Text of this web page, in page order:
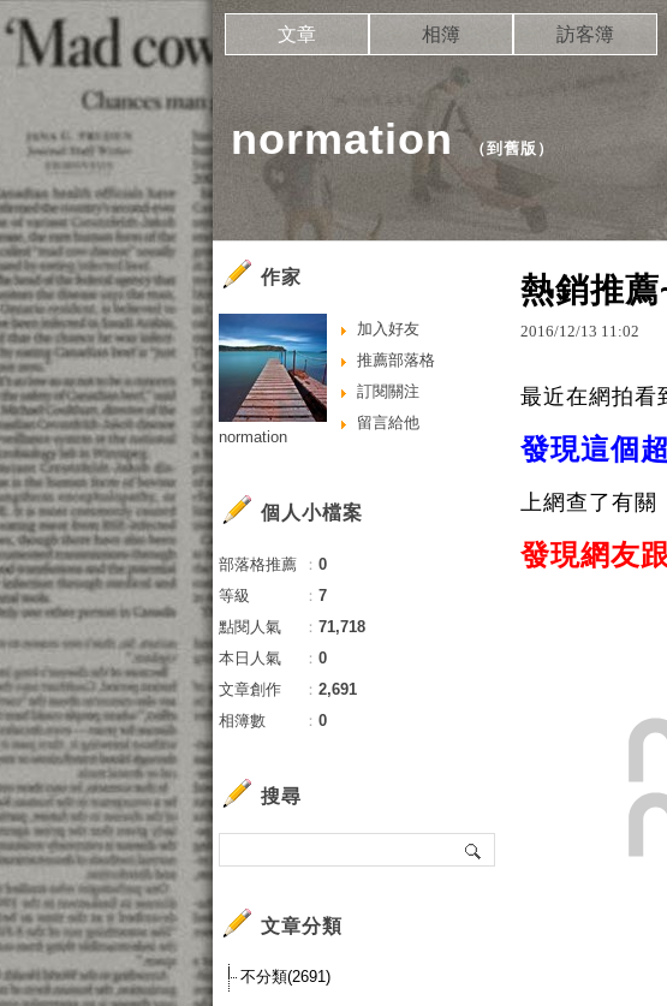
normation （到舊版 ）
文章 相簿 訪客簿
熱銷推
2016/12/13 11:02
最近在網拍看
發現這個
上網查了有關
發現網友
作家
加入好友
推薦部落格
訂閱關注
留言給他
normation
個人小檔案
部落格推薦 ： 0
等級
： 7
點閱人氣
： 71,718
本日人氣
： 0
文章創作
： 2,691
相簿數
： 0
搜尋
文章分類
不分類(2691)